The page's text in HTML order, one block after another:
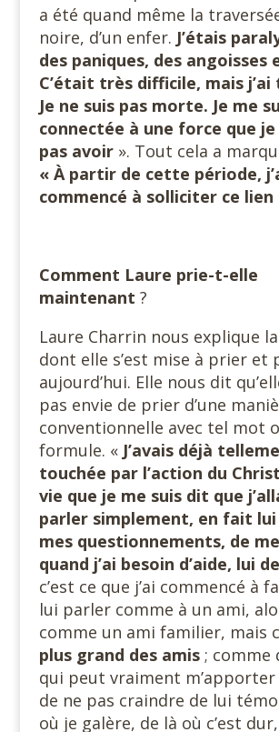
a été quand même la
noire, d’un enfer. J’étais
des paniques, des angoisses
C’était très difficile, mais
Je ne suis pas morte. Je me
connectée à une force que je
pas avoir ». Tout cela a
« À partir de cette période,
commencé à solliciter ce lien
Comment Laure prie-t-elle
maintenant ?
Laure Charrin nous explique
dont elle s’est mise à prier et
aujourd’hui. Elle nous dit
pas envie de prier d’une
conventionnelle avec tel mot
formule. « J’avais déjà
touchée par l’action du
vie que je me suis dit que
parler simplement, en fait
mes questionnements, de
quand j’ai besoin d’aide, lui
c’est ce que j’ai commencé à
lui parler comme à un ami,
comme un ami familier, mais
plus grand des amis; comme
qui peut vraiment m’apporter
de ne pas craindre de lui
où je galère, de là où c’est